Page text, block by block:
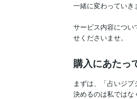
一緒に変わっていき
サービス内容につい
せくださいませ。
購入にあたっ
まずは、「占いジ
決めるのは私ではな